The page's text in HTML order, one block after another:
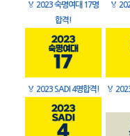
🏅 2023 숙명여대 17명
합격!
🏅
🏅 2023 SADI 4명합격! 🏅